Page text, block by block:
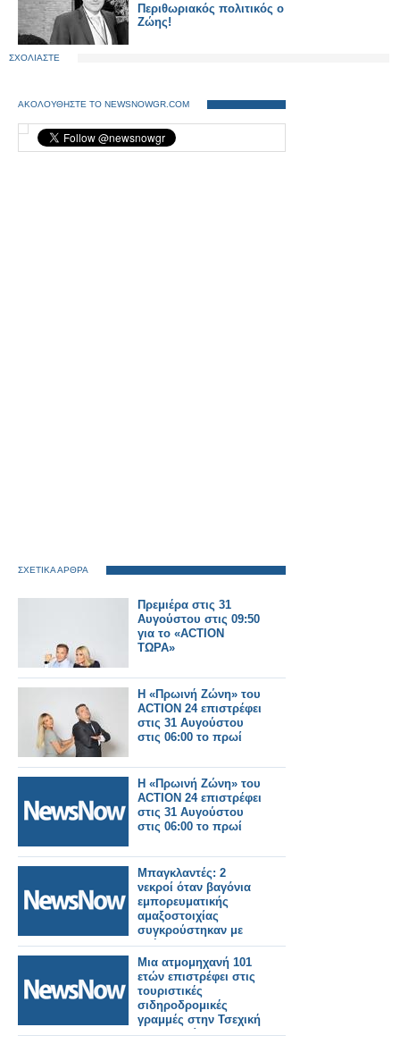
Περιθωριακός πολιτικός ο
Ζώης!
ΣΧΟΛΙΑΣΤΕ
ΑΚΟΛΟΥΘΗΣΤΕ ΤΟ NEWSNOWGR.COM
ΣΧΕΤΙΚΑ ΑΡΘΡΑ
Πρεμιέρα στις 31
Αυγούστου στις 09:50
για το «ACTION
ΤΩΡΑ»
Η «Πρωινή Ζώνη» του
ACTION 24 επιστρέφει
στις 31 Αυγούστου
στις 06:00 το πρωί
Η «Πρωινή Ζώνη» του
ACTION 24 επιστρέφει
στις 31 Αυγούστου
στις 06:00 το πρωί
Μπαγκλαντές: 2
νεκροί όταν βαγόνια
εμπορευματικής
αμαξοστοιχίας
συγκρούστηκαν με
οχήματα.
Μια ατμομηχανή 101
ετών επιστρέφει στις
τουριστικές
σιδηροδρομικές
γραμμές στην Τσεχική
Δημοκρατία.